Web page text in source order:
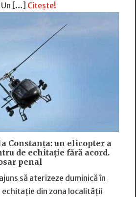
Un […] Citește!
Constanța: un elicopter a
de echitație fără acord.
penal
să aterizeze duminică în
echitație din zona localității